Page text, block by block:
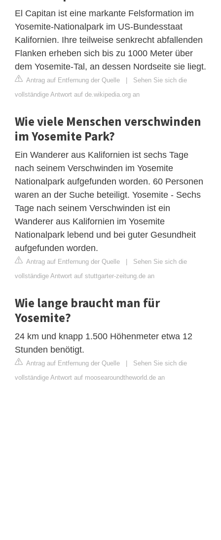
El Capitan ist eine markante Felsformation im
Yosemite-Nationalpark im US-Bundesstaat
Kalifornien. Ihre teilweise senkrecht abfallenden
Flanken erheben sich bis zu 1000 Meter über
dem Yosemite-Tal, an dessen Nordseite sie liegt.
Antrag auf Entfernung der Quelle | Sehen Sie sich die
vollständige Antwort auf de.wikipedia.org an
Wie viele Menschen verschwinden
im Yosemite Park?
Ein Wanderer aus Kalifornien ist sechs Tage
nach seinem Verschwinden im Yosemite
Nationalpark aufgefunden worden. 60 Personen
waren an der Suche beteiligt. Yosemite - Sechs
Tage nach seinem Verschwinden ist ein
Wanderer aus Kalifornien im Yosemite
Nationalpark lebend und bei guter Gesundheit
aufgefunden worden.
Antrag auf Entfernung der Quelle | Sehen Sie sich die
vollständige Antwort auf stuttgarter-zeitung.de an
Wie lange braucht man für
Yosemite?
24 km und knapp 1.500 Höhenmeter etwa 12
Stunden benötigt.
Antrag auf Entfernung der Quelle | Sehen Sie sich die
vollständige Antwort auf moosearoundtheworld.de an